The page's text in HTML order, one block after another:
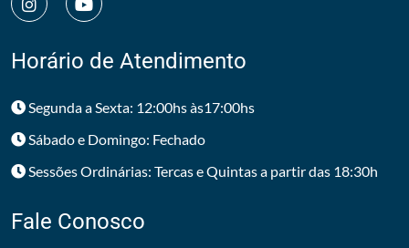
Horário de Atendimento
Segunda a Sexta: 12:00hs às17:00hs
Sábado e Domingo: Fechado
Sessões Ordinárias: Tercas e Quintas a partir das 18:30h
Fale Conosco